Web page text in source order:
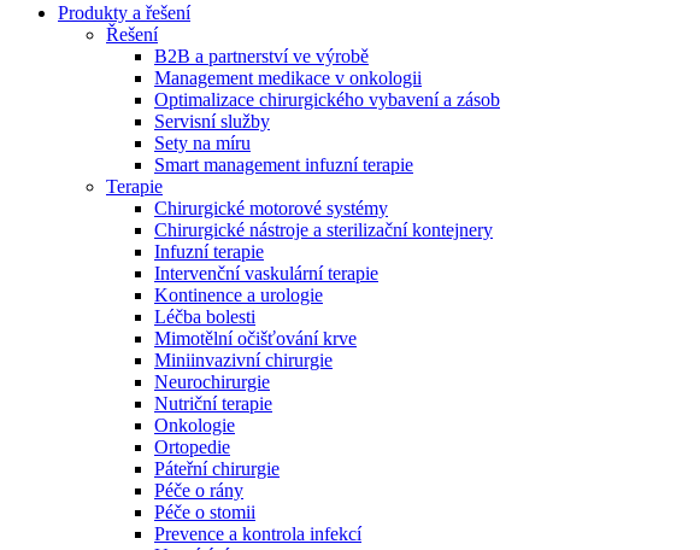
Nabídky pracovních míst
Objevte své kariérní příležitosti ​v B. Braun. Vyhledejte náš trh práce​ pro zajímavé
Produkty a řešení
Řešení
B2B a partnerství ve výrobě
Management medikace v onkologii
Optimalizace chirurgického vybavení a zásob
Servisní služby
Sety na míru
Smart management infuzní terapie​
Terapie
Chirurgické motorové systémy
Chirurgické nástroje a sterilizační kontejnery
Infuzní terapie
Intervenční vaskulární terapie
Kontinence a urologie
Léčba bolesti
Mimotělní očišťování krve
Miniinvazivní chirurgie
Neurochirurgie
Nutriční terapie
Onkologie
Ortopedie
Páteřní chirurgie
Péče o rány
Péče o stomii
Prevence a kontrola infekcí